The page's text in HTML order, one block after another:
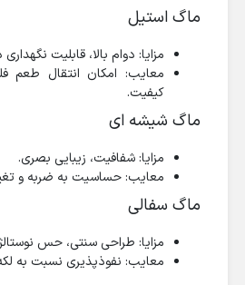
ماگ استیل
مزایا: دوام بالا، قابلیت
معایب: امکان انتقال طعم
کیفیت.
ماگ شیشه ای
مزایا: شفافیت، زیبایی بصری.
معایب: حساسیت به ضربه و
ماگ سفالی
مزایا: طراحی سنتی، حس
معایب: نفوذپذیری نسبت به لکه